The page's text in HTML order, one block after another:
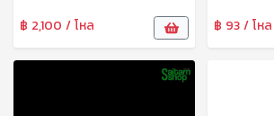
฿ 2,100 / โหล ฿ 93 / โหล